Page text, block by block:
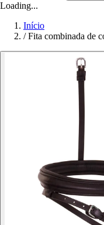
Loading...
Início
/ Fita combinada de